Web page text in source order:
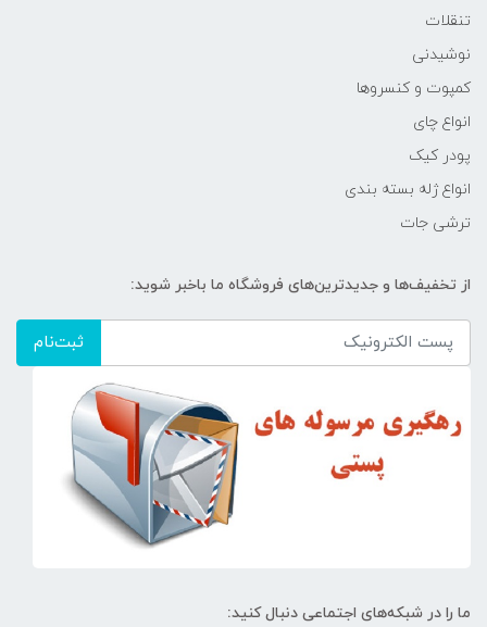
تنقلات
نوشیدنی
کمپوت و کنسروها
انواع چای
پودر کیک
انواع ژله بسته بندی
ترشی جات
از تخفیف‌ها و جدیدترین‌های فروشگاه ما باخبر شوید:
ثبت‌نام
ما را در شبکه‌های اجتماعی دنبال کنید: